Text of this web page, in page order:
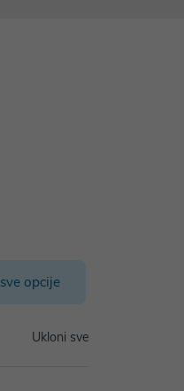
opcije
Ukloni sve